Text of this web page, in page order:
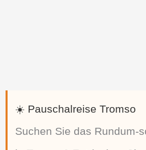
☀️ Pauschalreise Tromso
Suchen Sie das Rundum-